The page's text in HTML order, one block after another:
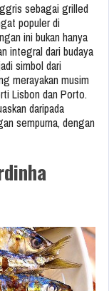
sebagai grilled
populer di
ini bukan hanya
integral dari budaya
simbol dari
merayakan musim
Lisbon dan Porto.
daripada
sempurna, dengan